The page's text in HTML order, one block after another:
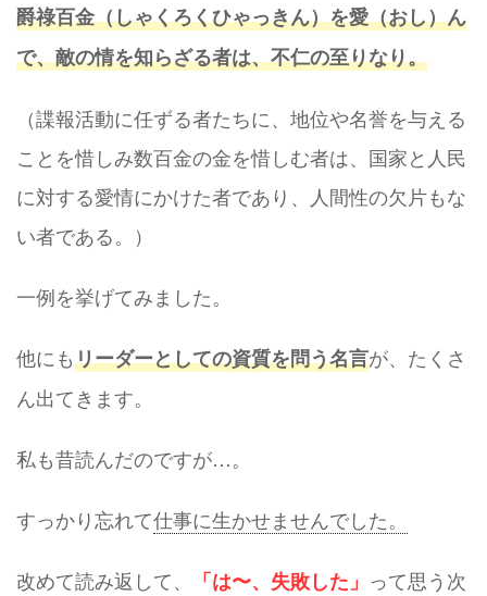
爵祿百金（しゃくろくひゃっきん）を愛（おし）ん
で、敵の情を知らざる者は、不仁の至りなり。
（諜報活動に任ずる者たちに、地位や名誉を与える
ことを惜しみ数百金の金を惜しむ者は、国家と人民
に対する愛情にかけた者であり、人間性の欠片もな
い者である。）
一例を挙げてみました。
他にもリーダーとしての資質を問う名言が、たくさ
ん出てきます。
私も昔読んだのですが…。
すっかり忘れて仕事に生かせませんでした。
改めて読み返して、 「は〜、失敗した」 って思う次